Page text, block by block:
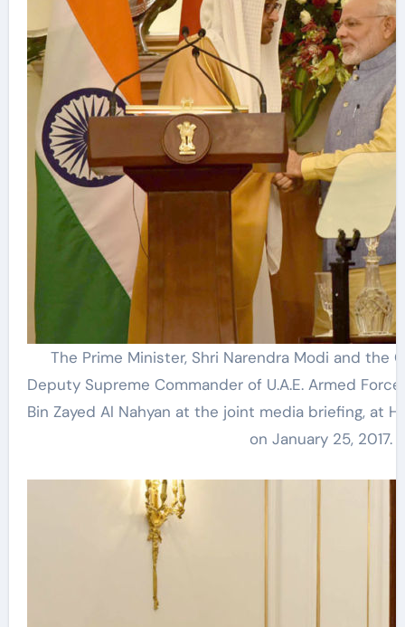
The Prime Minister, Shri Narendra Modi and the
Deputy Supreme Commander of U.A.E. Armed
Bin Zayed Al Nahyan at the joint media briefing, at
on January 25, 2017.